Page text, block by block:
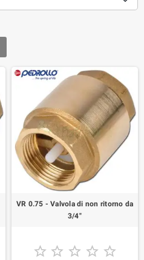
VR 0.75 - Valvola di non ritorno da
3/4"
    